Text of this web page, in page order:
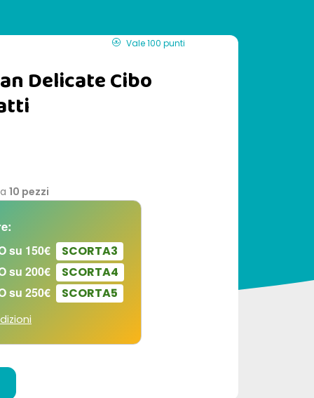
Vale 100 punti
Delicate Cibo
10 pezzi
su 150€
SCORTA3
su 200€
SCORTA4
su 250€
SCORTA5